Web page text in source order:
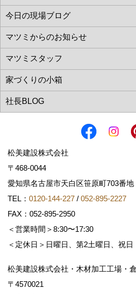
松美建設株式会社
〒468-0044
愛知県名古屋市天白区笹原町703番
TEL： 0120-144-227 / 052-895-2227
FAX：052-895-2950
＜営業時間＞8:30〜17:30
＜定休日＞日曜日、第2土曜日、祝日
松美建設株式会社・木材加工工場・
〒4570021